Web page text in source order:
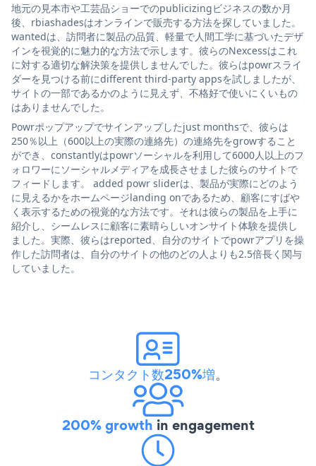
地元の見本市や工芸品ショーでのpublicizingビジネスの数か月
後、rbiashadesはオンラインで販売する方法を探していました。
wantedは、訪問者に製品の品質、軽量で人間工学に基づいたデザ
インを視覚的に魅力的な方法で示します。彼らのNexcessはこれ
に対する適切な解決策を提供しませんでした。彼らはpowrスライ
ダーを見つける前にdifferent third-party appsを試しましたが、
サイトの一部であるかのように見えず、不格好で使いにくいもの
はありませんでした。
Powrポップアップでサインアップしたjust monthsで、彼らは
250％以上（600以上の実際の連絡先）の連絡先をgrowすること
ができ、constantlyはpowrソーシャルを利用して6000人以上のフ
ォロワーにソーシャルメディアを成長させました彼らのサイトで
フィードします。 added powr sliderは、製品が実際にどのよう
に見えるかをホームページlanding onであるため、顧客にすばや
く表示するための視覚的な方法です。それは彼らの製品を上手に
紹介し、シームレスに顧客に素晴らしいオンサイト体験を提供し
ました。実際、彼らはreported、自分のサイトでpowrアプリを操
作した訪問者は、自分のサイトの他のどの人よりも2.5倍長く関与
していました。
コンタクト数250%増。
200% growth in engagement